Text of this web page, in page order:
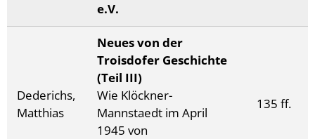
e.V.
Dederichs,
Matthias
Neues von der
Troisdofer Geschichte
(Teil III)
Wie Klöckner-
Mannstaedt im April
1945 von
135 ff.